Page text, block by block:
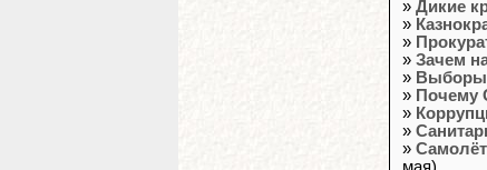
» Дикие
»
»
» Зачем
» Выборы
» Почему
»
»
»
мая)